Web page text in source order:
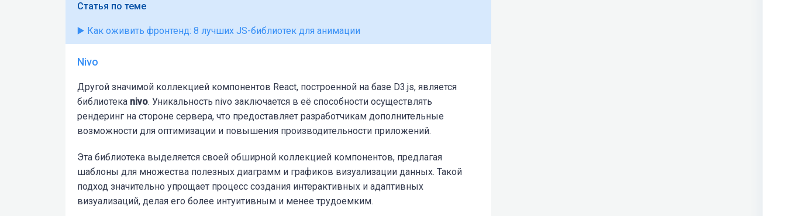
Статья по теме
▶️ Как оживить фронтенд: 8 лучших JS-библиотек для анимации
Nivo
Другой значимой коллекцией компонентов React, построенной на базе D3.js, является
библиотека nivo. Уникальность nivo заключается в её способности осуществлять
рендеринг на стороне сервера, что предоставляет разработчикам дополнительные
возможности для оптимизации и повышения производительности приложений.
Эта библиотека выделяется своей обширной коллекцией компонентов, предлагая
шаблоны для множества полезных диаграмм и графиков визуализации данных. Такой
подход значительно упрощает процесс создания интерактивных и адаптивных
визуализаций, делая его более интуитивным и менее трудоемким.